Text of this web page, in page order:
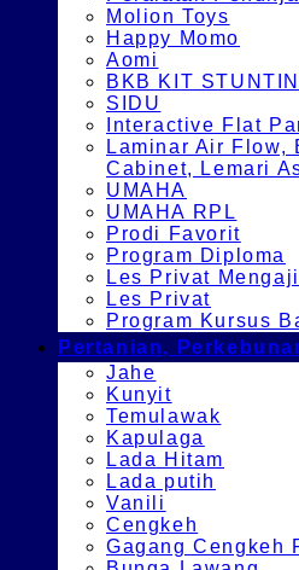
Molion Toys
Happy Momo
Aomi
BKB KIT
SIDU
Interactive Flat
Laminar Air Flow,
Cabinet, Lemari
UMAHA
UMAHA RPL
Prodi Favorit
Program Diploma
Les Privat Mengaji
Les Privat
Program Kursus
Pertanian,
Jahe
Kunyit
Temulawak
Kapulaga
Lada Hitam
Lada putih
Vanili
Cengkeh
Gagang Cengkeh